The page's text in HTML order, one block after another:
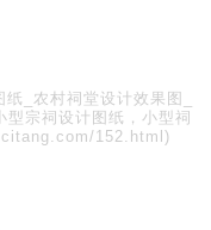
纸_农村祠堂设计效果图_
型宗祠设计图纸，小型祠
152.html)